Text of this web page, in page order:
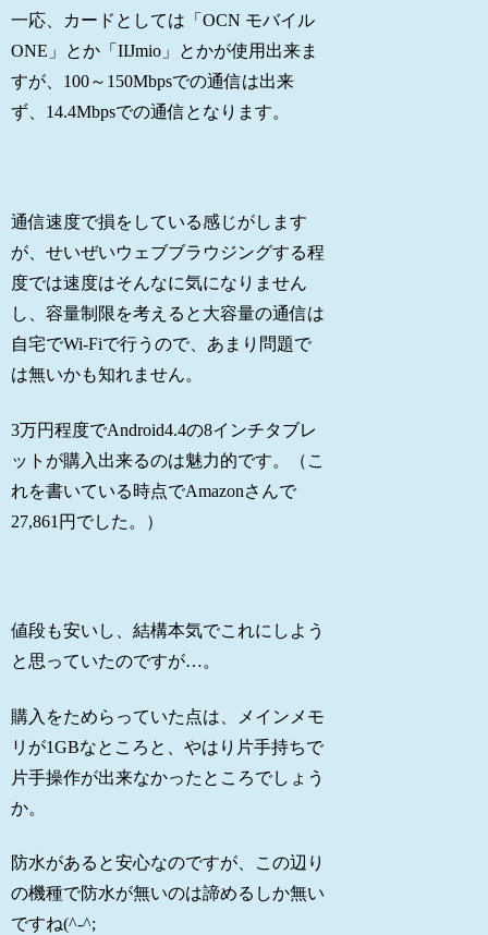
一応、カードとしては「OCN モバイル
ONE」とか「IIJmio」とかが使用出来ま
すが、100～150Mbpsでの通信は出来
ず、14.4Mbpsでの通信となります。
通信速度で損をしている感じがします
が、せいぜいウェブブラウジングする程
度では速度はそんなに気になりません
し、容量制限を考えると大容量の通信は
自宅でWi-Fiで行うので、あまり問題で
は無いかも知れません。
3万円程度でAndroid4.4の8インチタブレ
ットが購入出来るのは魅力的です。（こ
れを書いている時点でAmazonさんで
27,861円でした。）
値段も安いし、結構本気でこれにしよう
と思っていたのですが…。
購入をためらっていた点は、メインメモ
リが1GBなところと、やはり片手持ちで
片手操作が出来なかったところでしょう
か。
防水があると安心なのですが、この辺り
の機種で防水が無いのは諦めるしか無い
ですね(^-^;